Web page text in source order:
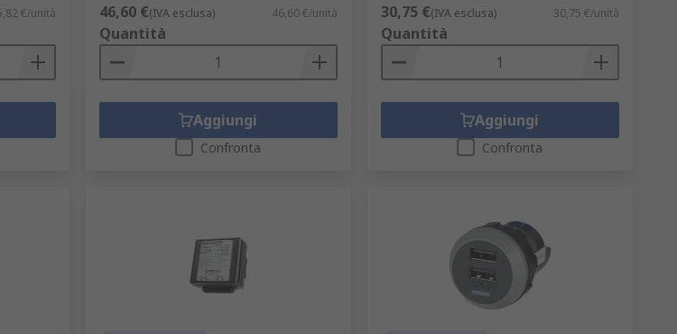
€/unità 46,60 €(IVA esclusa) 46,60 €/unità
Quantità
Aggiungi
Confronta
30,75 €(IVA esclusa) 30,75 €/unità
Quantità
Aggiungi
Confronta